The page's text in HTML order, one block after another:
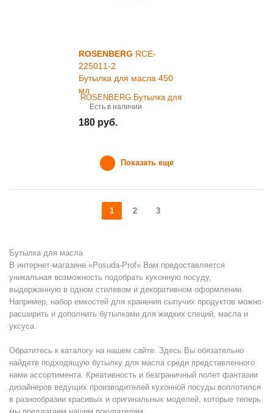
ROSENBERG RCE-
225011-2
Бутылка для масла 450
мл
Есть в наличии
180 руб.
Показать еще
1 2 3
Бутылка для масла
В интернет-магазине «Posuda-Prof» Вам предоставляется
уникальная возможность подобрать кухонную посуду,
выдержанную в одном стилевом и декоративном оформлении.
Например, набор емкостей для хранения сыпучих продуктов можно
расширить и дополнить бутылками для жидких специй, масла и
уксуса.
Обратитесь к каталогу на нашем сайте. Здесь Вы обязательно
найдете подходящую бутылку для масла среди представленного
нами ассортимента. Креативность и безграничный полет фантазии
дизайнеров ведущих производителей кухонной посуды воплотился
в разнообразии красивых и оригинальных моделей, которые теперь